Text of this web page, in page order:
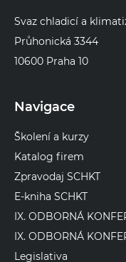
Svaz chladicí a
Průhonická 3344
10600 Praha 10
Navigace
Školení a kurzy
Katalog firem
Zpravodaj SCHKT
E-kniha SCHKT
IX. ODBORNÁ
IX. ODBORNÁ
Legislativa